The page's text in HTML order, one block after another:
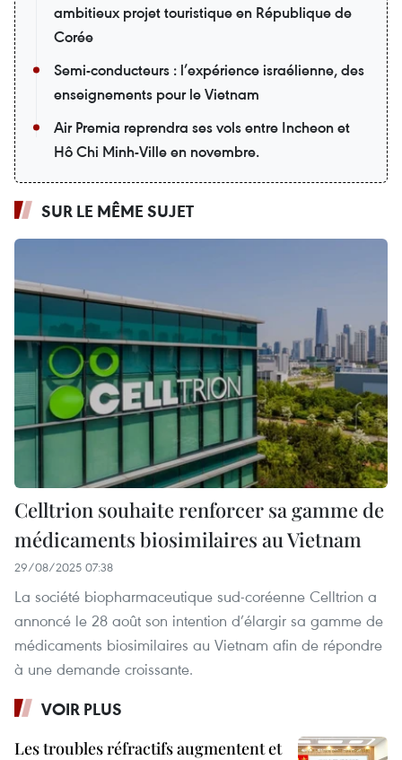
ambitieux projet touristique en République de
Corée
Semi-conducteurs : l’expérience israélienne, des
enseignements pour le Vietnam
Air Premia reprendra ses vols entre Incheon et
Hô Chi Minh-Ville en novembre.
SUR LE MÊME SUJET
Celltrion souhaite renforcer sa gamme de
médicaments biosimilaires au Vietnam
29/08/2025 07:38
La société biopharmaceutique sud-coréenne Celltrion a
annoncé le 28 août son intention d’élargir sa gamme de
médicaments biosimilaires au Vietnam afin de répondre
à une demande croissante.
VOIR PLUS
Les troubles réfractifs augmentent et